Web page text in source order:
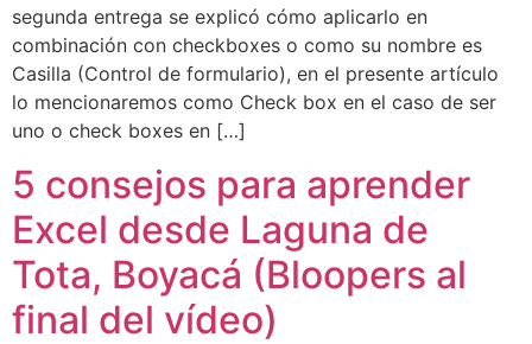
segunda entrega se explicó cómo aplicarlo en
combinación con checkboxes o como su nombre es
Casilla (Control de formulario), en el presente artículo
lo mencionaremos como Check box en el caso de ser
uno o check boxes en […]
5 consejos para aprender
Excel desde Laguna de
Tota, Boyacá (Bloopers al
final del vídeo)